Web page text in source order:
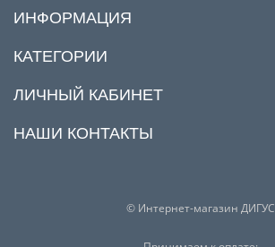
ИНФОРМАЦИЯ
КАТЕГОРИИ
ЛИЧНЫЙ КАБИНЕТ
НАШИ КОНТАКТЫ
© Интернет-магазин ДИГУС